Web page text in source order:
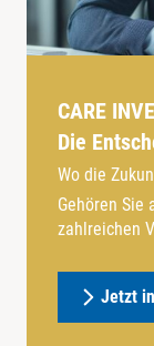
CARE
Die
Wo die
Gehören Sie
zahlreichen
Jetzt